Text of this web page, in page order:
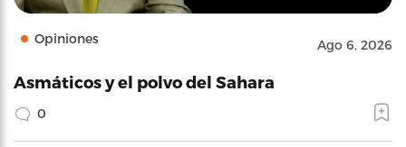
Opiniones Ago 6, 2026
Asmáticos y el polvo del Sahara
0